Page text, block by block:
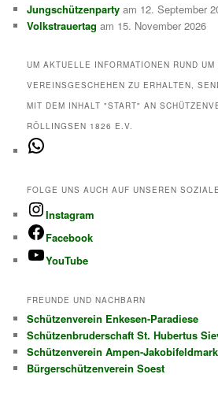
Jungschützenparty am 12. September
Volkstrauertag am 15. November 2026
UM AKTUELLE INFORMATIONEN RUND UM
VEREINSGESCHEHEN ZU ERHALTEN,
MIT DEM INHALT "START" AN
RÖLLINGSEN 1826 E.V.
FOLGE UNS AUCH AUF UNSEREN
Instagram
Facebook
YouTube
FREUNDE UND NACHBARN
Schützenverein Enkesen-Paradiese
Schützenbruderschaft St. Hubertus
Schützenverein Ampen-Jakobifeldmark
Bürgerschützenverein Soest